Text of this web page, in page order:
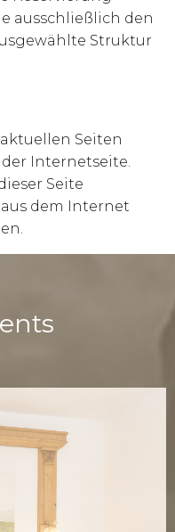
ausschließlich den
Struktur
Seiten
Internetseite.
Seite
dem Internet